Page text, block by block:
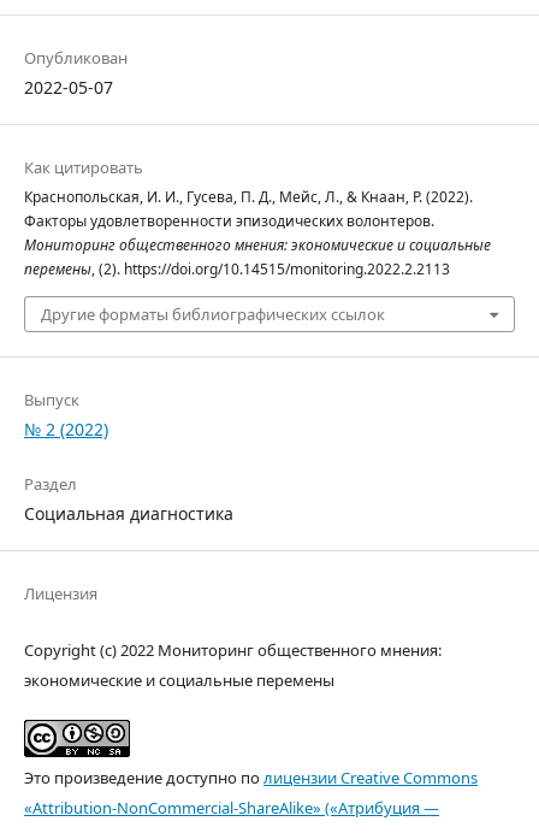
Опубликован
2022-05-07
Как цитировать
Краснопольская, И. И., Гусева, П. Д., Мейс, Л., & Кнаан, Р. (2022).
Факторы удовлетворенности эпизодических волонтеров.
Мониторинг общественного мнения: экономические и социальные
перемены, (2). https://doi.org/10.14515/monitoring.2022.2.2113
Другие форматы библиографических ссылок
Выпуск
№ 2 (2022)
Раздел
Социальная диагностика
Лицензия
Copyright (c) 2022 Мониторинг общественного мнения:
экономические и социальные перемены
Это произведение доступно полицензии Creative Commons
«Attribution-NonCommercial-ShareAlike» («Атрибуция —